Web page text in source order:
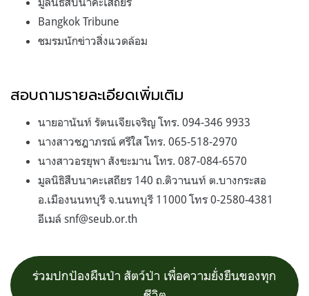
Bangkok Tribune
ชมรมนักข่าวสิ่งแวดล้อม
สอบถามรายละเอียดเพิ่มเติม
นายอานันท์ รัตนเจียเจริญ โทร. 094-346 9933
นางสาวชฎาภรณ์ ศรีใส โทร. 065-518-2970
นางสาวอรยุพา สังขะมาน โทร. 087-084-6570
มูลนิธิสืบนาคะเสถียร 140 ถ.ติวานนท์ ต.บางกระสอ
อ.เมืองนนทบุรี จ.นนทบุรี 11000 โทร 0-2580-4381
อีเมล์ snf@seub.or.th
ร่วมปกป้องผืนป่า สัตว์ป่า เพื่อความยั่งยืนของทุก